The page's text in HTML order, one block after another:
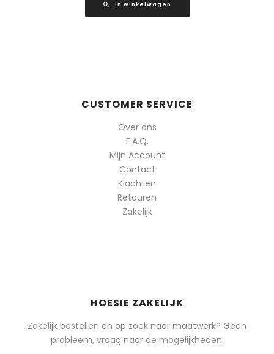
In winkelwagen
CUSTOMER SERVICE
Over ons
F.A.Q.
Mijn Account
Contact
Klachten
Retouren
Zakelijk
HOESIE ZAKELIJK
Zakelijk bestellen en op zoek naar maatwerk? Geen
probleem, vraag naar de mogelijkheden.